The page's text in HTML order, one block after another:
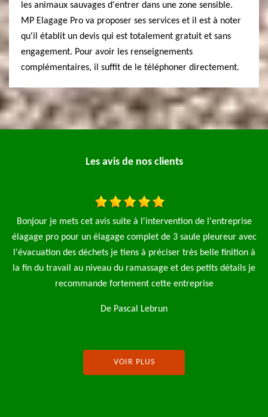
les animaux sauvages d'entrer dans une zone sensible.
MP Elagage Pro va proposer ses services et il est à noter
qu'il établit un devis qui est totalement gratuit et sans
engagement. Pour avoir les renseignements
complémentaires, il suffit de le téléphoner directement.
Les avis de nos clients
Je fais appel à l'entreprise MP élagage pro pour l'abattage de
sapin et une taille de haie le travail a été fait rapidement et
propre je recommande fortement cette entreprise
De Antoine Mureaux
VOIR PLUS